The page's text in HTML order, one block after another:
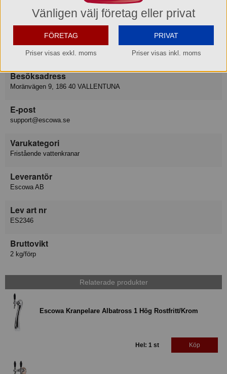
Konsumentkontakt
Escowa AB
08-557 731 20
Hemsida
https://www.escowa.se/support/
Besöksadress
Moränvägen 9, 186 40 VALLENTUNA
E-post
support@escowa.se
Varukategori
Fristående vattenkranar
Leverantör
Escowa AB
Lev art nr
ES2346
Bruttovikt
2 kg/förp
Relaterade produkter
Escowa Kranpelare Albatross 1 Hög Rostfritt/Krom
Hel: 1 st Köp
Vänligen välj företag eller privat
FÖRETAG
Priser visas exkl. moms
PRIVAT
Priser visas inkl. moms